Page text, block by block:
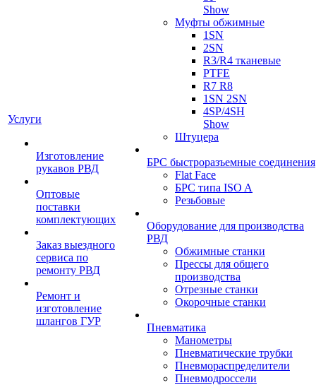
Услуги
Изготовление
рукавов РВД
Оптовые
поставки
комплектующих
Заказ выездного
сервиса по
ремонту РВД
Ремонт и
изготовление
шлангов ГУР
Show
Муфты обжимные
1SN
2SN
R3/R4 тканевые
PTFE
R7 R8
1SN 2SN
4SP/4SH
Show
Штуцера
БРС быстроразъемные соединения
Flat Face
БРС типа ISO A
Резьбовые
Оборудование для производства
РВД
Обжимные станки
Прессы для общего
производства
Отрезные станки
Окорочные станки
Пневматика
Манометры
Пневматические трубки
Пневмораспределители
Пневмодроссели